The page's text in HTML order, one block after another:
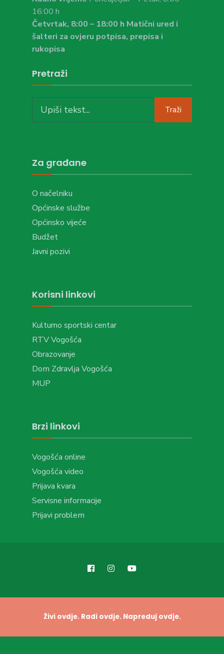
16:00 h
Četvrtak, 8:00 – 18:00 h Matični ured i
šalteri za ovjeru potpisa, prepisa i
rukopisa
Pretraži
for:
Traži
Za građane
O načelniku
Općinske službe
Općinsko vijeće
Budžet
Javni pozivi
Korisni linkovi
Kulturno sportski centar
RTV Vogošća
Obrazovanje
Dom Zdravlja Vogošća
MUP
Brzi linkovi
Vogošća online
Vogošća video
Prijava kvara
Servisne informacije
Prijavi problem
Živi ovdje. Radi ovdje. Napreduj ovdje.